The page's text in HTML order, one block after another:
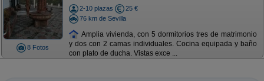
8 Fotos
2-10 plazas
25 €
76 km de Sevilla
Amplia vivienda, con 5 dormitorios tres de matrimonio
y dos con 2 camas individuales. Cocina equipada y baño
con plato de ducha. Vistas exce ...